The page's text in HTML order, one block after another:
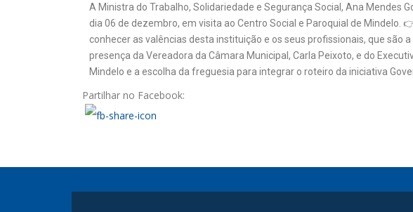
A Ministra do Trabalho, Solidariedade e Segurança Social, Ana Mendes
dia 06 de dezembro, em visita ao Centro Social e Paroquial de Mindelo.
conhecer as valências desta instituição e os seus profissionais, que
presença da Vereadora da Câmara Municipal, Carla Peixoto, e do
Mindelo e a escolha da freguesia para integrar o roteiro da iniciativa
Partilhar no Facebook: